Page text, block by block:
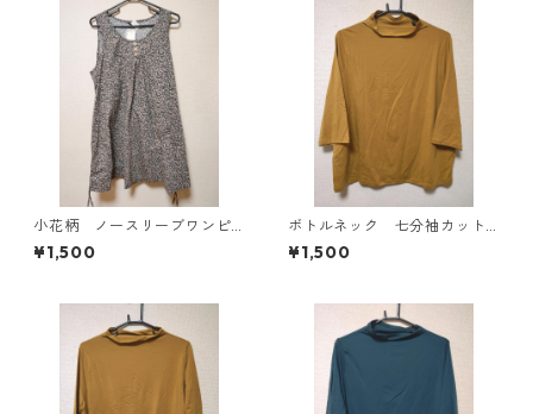
小花柄 ノースリーブワンピ
ース ４Ｌ ブラック KAE-
4819
¥1,500
ボトルネック 七分袖カット
ソー ４Ｌ マスタード KA
E-4818
¥1,500